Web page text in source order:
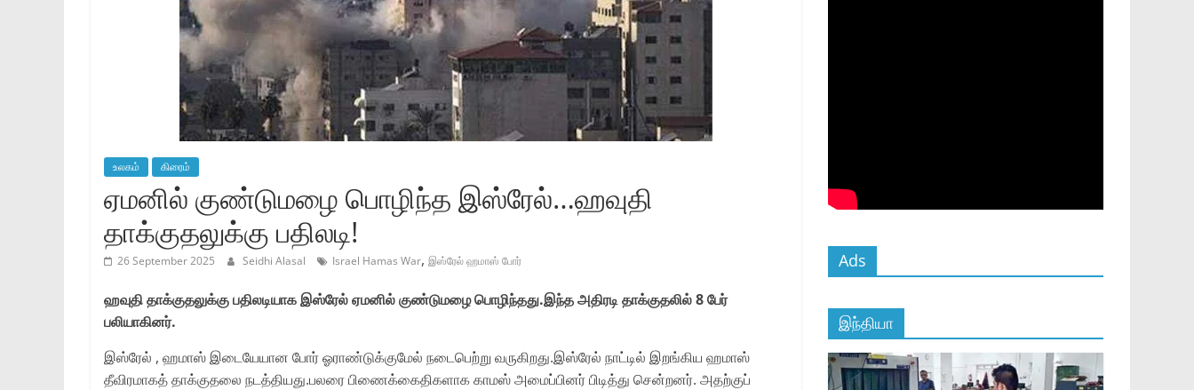
உலகம் கிரைம்
ஏமனில் குண்டுமழை பொழிந்த இஸ்ரேல்…ஹவுதி
தாக்குதலுக்கு பதிலடி!
26 September 2025 Seidhi Alasal Israel Hamas War, இஸ்ரேல் ஹமாஸ் போர்
ஹவுதி தாக்குதலுக்கு பதிலடியாக இஸ்ரேல் ஏமனில் குண்டுமழை பொழிந்தது.இந்த அதிரடி தாக்குதலில் 8 பேர்
பலியாகினர்.
இஸ்ரேல் , ஹமாஸ் இடையேயான போர் ஓராண்டுக்குமேல் நடைபெற்று வருகிறது.இஸ்ரேல் நாட்டில் இறங்கிய ஹமாஸ்
தீவிரமாகத் தாக்குதலை நடத்தியது.பலரை பிணைக்கைதிகளாக காமஸ் அமைப்பினர் பிடித்து சென்றனர். அதற்குப்
Ads
இந்தியா